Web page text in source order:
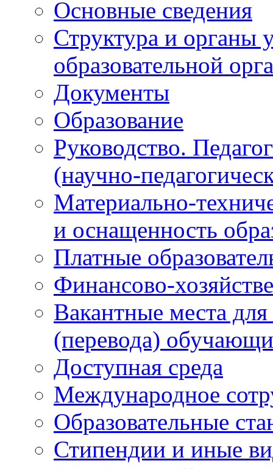
Основные сведения
Структура и органы
образовательной
Документы
Образование
Руководство.
(научно-
Материально-
и оснащенность
Платные
Финансово-
Вакантные места
(перевода)
Доступная среда
Международное
Образовательные
Стипендии и иные